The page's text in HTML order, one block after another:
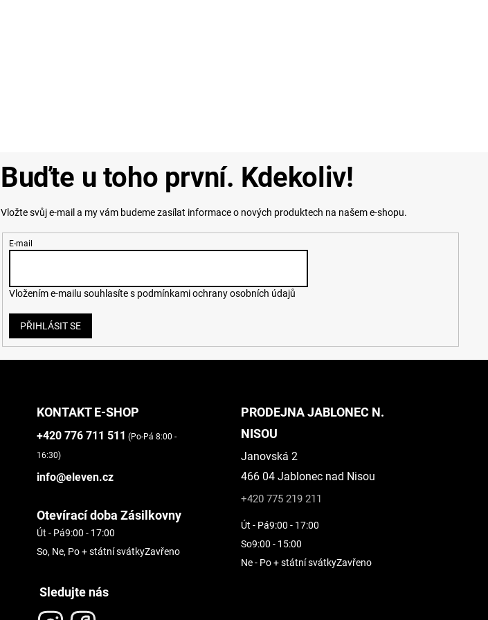
Buďte u toho první. Kdekoliv!
Vložte svůj e-mail a my vám budeme zasílat informace o nových produktech na našem e-shopu.
E-mail
Vložením e-mailu souhlasíte s podmínkami ochrany osobních údajů
PŘIHLÁSIT SE
KONTAKT E-SHOP
+420 776 711 511 (Po-Pá 8:00 -
16:30)
info@eleven.cz
Otevírací doba Zásilkovny
Út - Pá9:00 - 17:00
So, Ne, Po + státní svátkyZavřeno
Sledujte nás
PRODEJNA JABLONEC N.
NISOU
Janovská 2
466 04 Jablonec nad Nisou
+420 775 219 211
Út - Pá9:00 - 17:00
So9:00 - 15:00
Ne - Po + státní svátkyZavřeno